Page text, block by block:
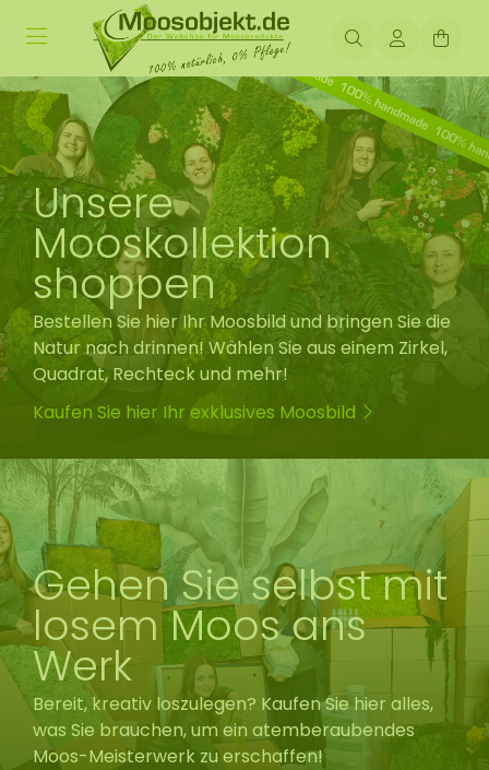
Unsere
Mooskollektion
shoppen
Bestellen Sie hier Ihr Moosbild und bringen Sie die
Natur nach drinnen! Wählen Sie aus einem Zirkel,
Quadrat, Rechteck und mehr!
Kaufen Sie hier Ihr exklusives Moosbild
Gehen Sie selbst mit
losem Moos ans
Werk
Bereit, kreativ loszulegen? Kaufen Sie hier alles,
was Sie brauchen, um ein atemberaubendes
Moos-Meisterwerk zu erschaffen!